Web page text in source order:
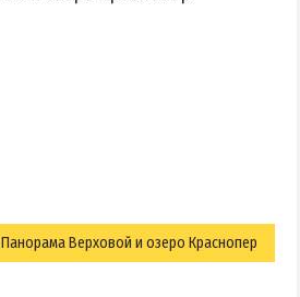
Панорама Верховой и озеро Краснопер